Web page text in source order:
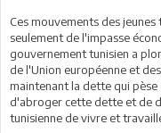
Ces mouvements des
seulement de l'impasse
gouvernement tunisien a
de l'Union européenne et
maintenant la dette qui pèse
d'abroger cette dette et de
tunisienne de vivre et